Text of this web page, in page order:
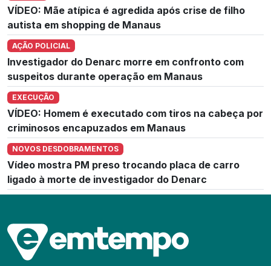
VÍDEO: Mãe atípica é agredida após crise de filho
autista em shopping de Manaus
AÇÃO POLICIAL
Investigador do Denarc morre em confronto com
suspeitos durante operação em Manaus
EXECUÇÃO
VÍDEO: Homem é executado com tiros na cabeça por
criminosos encapuzados em Manaus
NOVOS DESDOBRAMENTOS
Vídeo mostra PM preso trocando placa de carro
ligado à morte de investigador do Denarc